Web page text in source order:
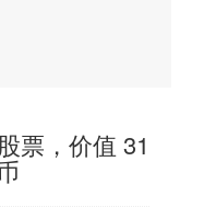
票，价值 31